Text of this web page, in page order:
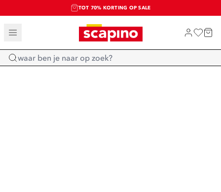
TOT 70% KORTING OP SALE
SALE: LAATSTE KANS!
SHOP NIEUW
Home